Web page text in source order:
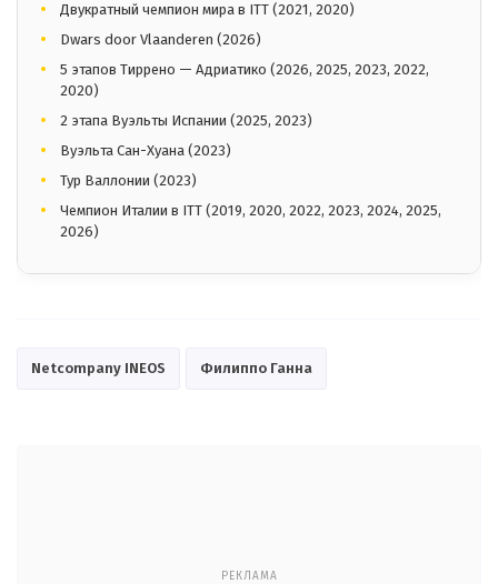
Двукратный чемпион мира в ITT (2021, 2020)
Dwars door Vlaanderen (2026)
5 этапов Тиррено — Адриатико (2026, 2025, 2023, 2022,
2020)
2 этапа Вуэльты Испании (2025, 2023)
Вуэльта Сан-Хуана (2023)
Тур Валлонии (2023)
Чемпион Италии в ITT (2019, 2020, 2022, 2023, 2024, 2025,
2026)
Netcompany INEOS Филиппо Ганна
РЕКЛАМА